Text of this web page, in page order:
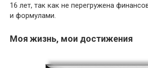
16 лет, так как не перегружена
и формулами.
Моя жизнь, мои достижения